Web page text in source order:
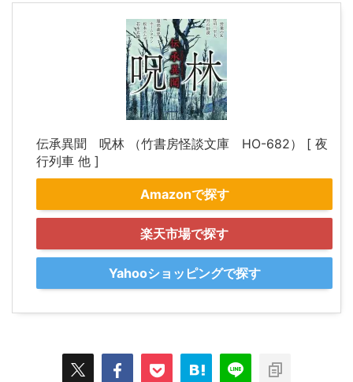
伝承異聞 呪林 （竹書房怪談文庫 HO-682） [ 夜
行列車 他 ]
Amazonで探す
楽天市場で探す
Yahooショッピングで探す